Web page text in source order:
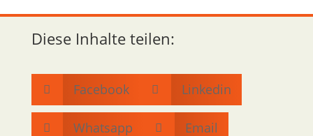
Diese Inhalte teilen:
 Facebook  Linkedin
 Whatsapp  Email